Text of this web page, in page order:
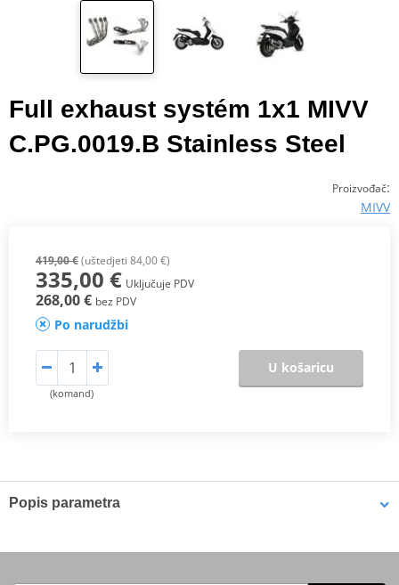
Full exhaust systém 1x1 MIVV
C.PG.0019.B Stainless Steel
Proizvođač:
MIVV
419,00 €(uštedjeti 84,00 €)
335,00 € Uključuje PDV
268,00 € bez PDV
Po narudžbi
(komand)
U košaricu
Popis parametra